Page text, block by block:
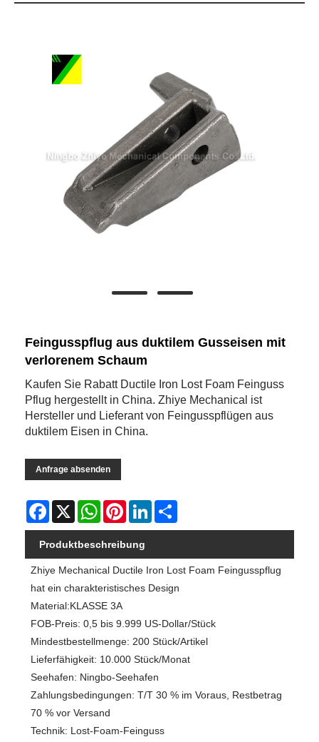
Feingusspflug aus duktilem Gusseisen mit
verlorenem Schaum
Kaufen Sie Rabatt Ductile Iron Lost Foam Feinguss
Pflug hergestellt in China. Zhiye Mechanical ist
Hersteller und Lieferant von Feingusspflügen aus
duktilem Eisen in China.
Anfrage absenden
Facebook
X WhatsAppPinterestLinkedIn
Produktbeschreibung
Zhiye Mechanical Ductile Iron Lost Foam Feingusspflug
hat ein charakteristisches Design
Material:KLASSE 3A
FOB-Preis: 0,5 bis 9.999 US-Dollar/Stück
Mindestbestellmenge: 200 Stück/Artikel
Lieferfähigkeit: 10.000 Stück/Monat
Seehafen: Ningbo-Seehafen
Zahlungsbedingungen: T/T 30 % im Voraus, Restbetrag
70 % vor Versand
Technik: Lost-Foam-Feinguss